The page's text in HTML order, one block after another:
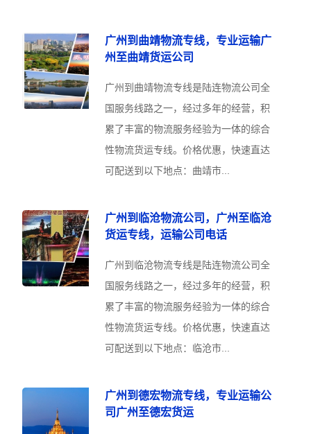
广州到曲靖物流专线，专业运输广
州至曲靖货运公司
广州到曲靖物流专线是陆连物流公司全
国服务线路之一，经过多年的经营，积
累了丰富的物流服务经验为一体的综合
性物流货运专线。价格优惠，快速直达
可配送到以下地点：曲靖市...
广州到临沧物流公司，广州至临沧
货运专线，运输公司电话
广州到临沧物流专线是陆连物流公司全
国服务线路之一，经过多年的经营，积
累了丰富的物流服务经验为一体的综合
性物流货运专线。价格优惠，快速直达
可配送到以下地点：临沧市...
广州到德宏物流专线，专业运输公
司广州至德宏货运